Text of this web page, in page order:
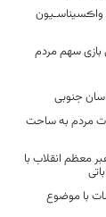
واڪسیناسـیون
بازی سهم مردم
جنوبی
مردم به ساحت
معظم انقلاب با
با موضوع